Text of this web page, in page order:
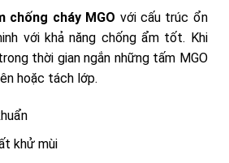
chống cháy MGO với cấu trúc ổn
với khả năng chống ẩm tốt. Khi
thời gian ngắn những tấm MGO
hoặc tách lớp.
khử mùi